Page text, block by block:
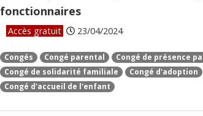
fonctionnaires
Accès gratuit 23/04/2024
Congés Congé parental Congé de présence
Congé de solidarité familiale
Congé d'adoption
Congé d'accueil de l'enfant